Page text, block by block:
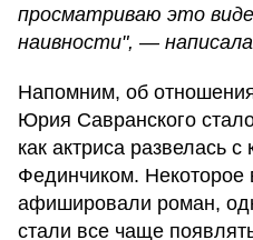
просматриваю это
наивности", —
Напомним, об
Юрия Савранского
как актриса развелась
Фединчиком.
афишировали роман,
стали все чаще